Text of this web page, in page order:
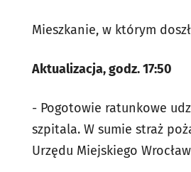
Mieszkanie, w którym
Aktualizacja, godz. 17:50
- Pogotowie ratunkowe
szpitala. W sumie straż
Urzędu Miejskiego